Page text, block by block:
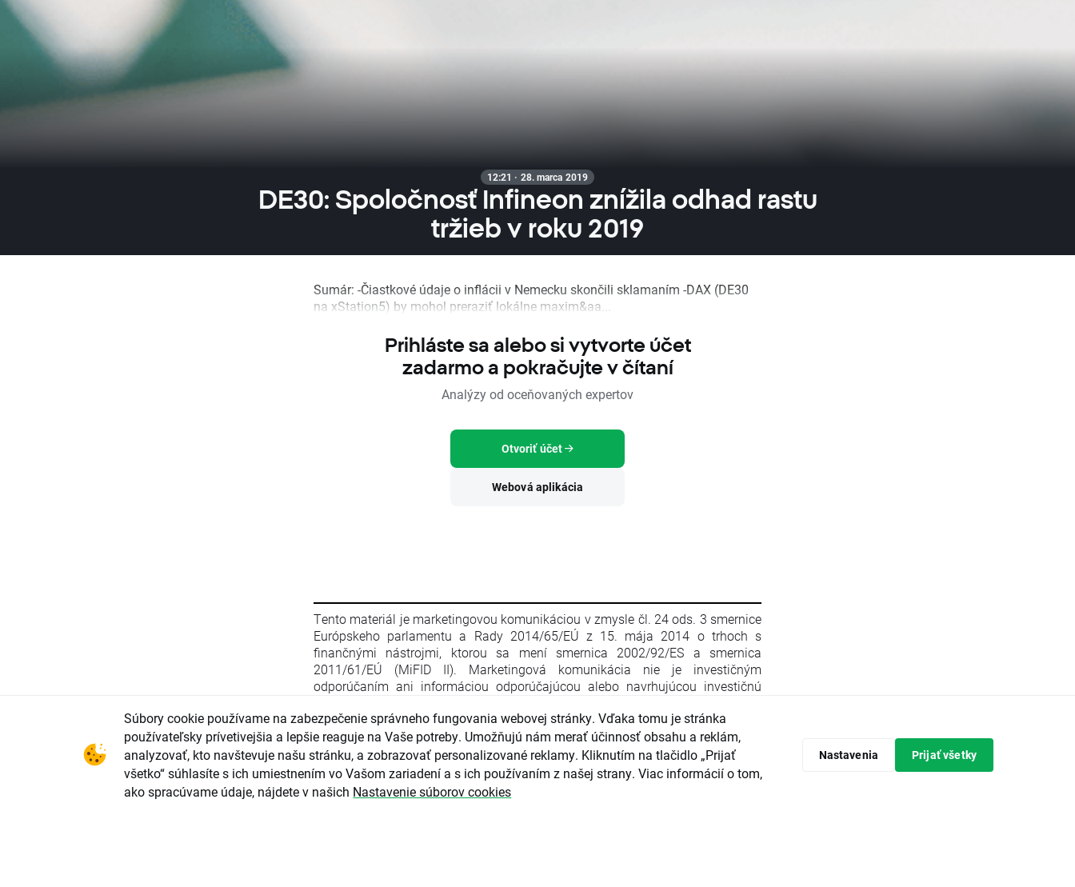
12:21 · 28. marca 2019
DE30: Spoločnosť Infineon znížila odhad rastu
tržieb v roku 2019
Sumár: -Čiastkové údaje o inflácii v Nemecku skončili sklamaním -DAX (DE30
na xStation5) by mohol preraziť lokálne maxim&aa...
Prihláste sa alebo si vytvorte účet
zadarmo a pokračujte v čítaní
Analýzy od oceňovaných expertov
Otvoriť účet
Webová aplikácia
Tento materiál je marketingovou komunikáciou v zmysle čl. 24 ods. 3 smernice
Európskeho parlamentu a Rady 2014/65/EÚ z 15. mája 2014 o trhoch s
finančnými nástrojmi, ktorou sa mení smernica 2002/92/ES a smernica
2011/61/EÚ (MiFID II). Marketingová komunikácia nie je investičným
odporúčaním ani informáciou odporúčajúcou alebo navrhujúcou investičnú
zo 16. apríla 2014 o zneužívaní trhu (nariadenie o zneužívaní trhu) a o zrušení
smernice Európskeho parlamentu a Rady 2003/6/ES a smerníc Komisie
2003/124/ES, 2003/125/ES a 2004/72/ES a delegovaného nariadenia Komisie
(EÚ) 2016/958 z 9. marca 2016, ktorým sa dopĺňa nariadenie Európskeho
parlamentu a Rady (EÚ) č. 596/2014, pokiaľ ide o regulačné technické predpisy
upravujúce technické opatrenia na objektívnu prezentáciu investičných
Súbory cookie používame na zabezpečenie správneho fungovania webovej stránky. Vďaka tomu je stránka
používateľsky prívetivejšia a lepšie reaguje na Vaše potreby. Umožňujú nám merať účinnosť obsahu a reklám,
analyzovať, kto navštevuje našu stránku, a zobrazovať personalizované reklamy. Kliknutím na tlačidlo „Prijať
všetko“ súhlasíte s ich umiestnením vo Vašom zariadení a s ich používaním z našej strany. Viac informácií o tom,
ako spracúvame údaje, nájdete v našich Nastavenie súborov cookies
Nastavenia Prijať všetky